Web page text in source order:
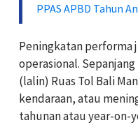
PPAS APBD Tahun
Peningkatan performa
operasional.
(lalin) Ruas Tol Bali
kendaraan, atau
tahunan atau year-on-